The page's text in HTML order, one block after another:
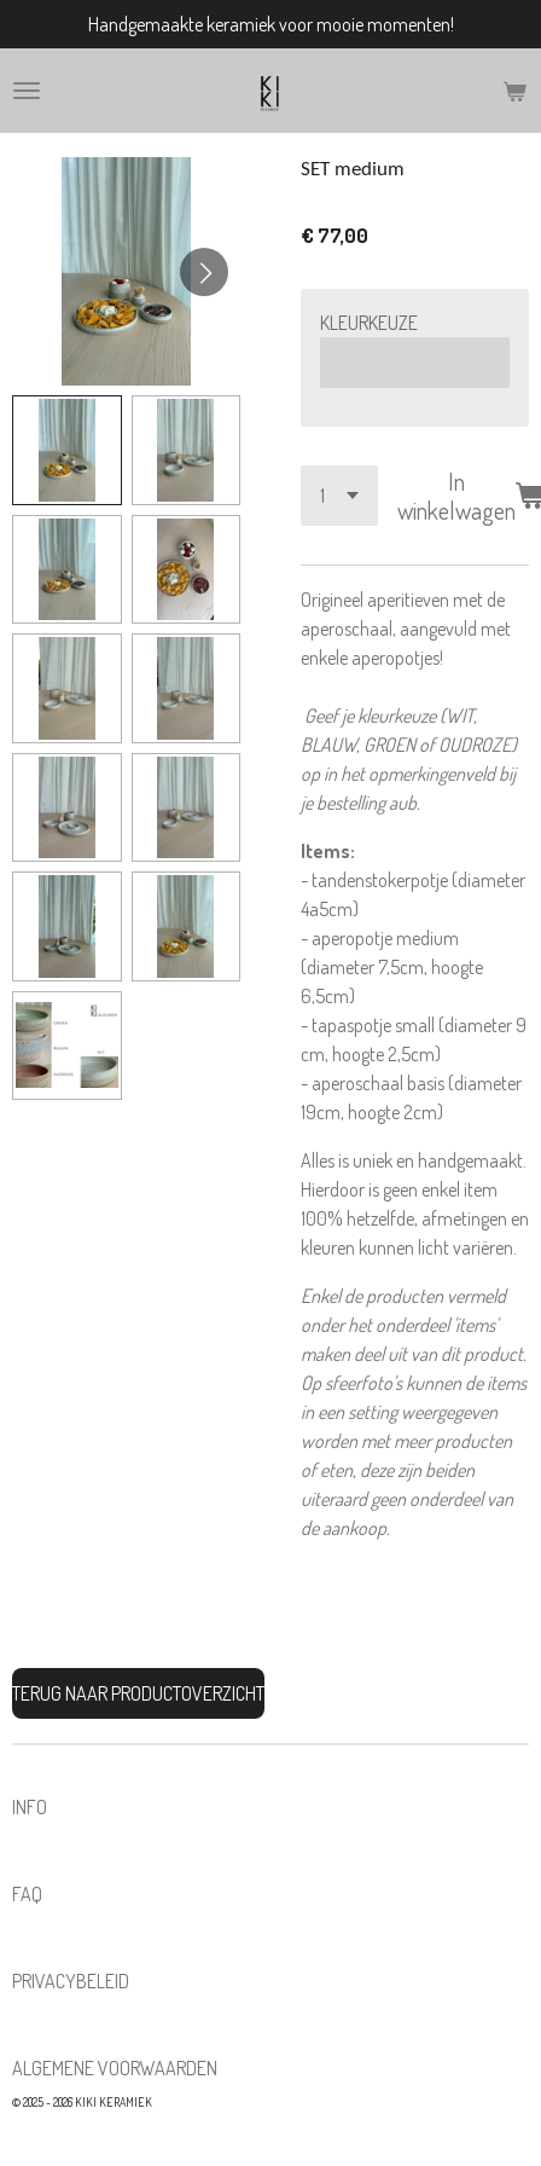
direct
naar
Handgemaakte keramiek voor mooie momenten!
SET medium
€ 77,00
KLEURKEUZE
In
winkelwagen
Origineel aperitieven met de
aperoschaal, aangevuld met
enkele aperopotjes!
Geef je kleurkeuze (WIT,
BLAUW, GROEN of OUDROZE)
op in het opmerkingenveld bij
je bestelling aub.
Items:
- tandenstokerpotje (diameter
4a5cm)
- aperopotje medium
(diameter 7,5cm, hoogte
6,5cm)
- tapaspotje small (diameter 9
cm, hoogte 2,5cm)
- aperoschaal basis (diameter
19cm, hoogte 2cm)
Alles is uniek en handgemaakt.
Hierdoor is geen enkel item
100% hetzelfde, afmetingen en
kleuren kunnen licht variëren.
Enkel de producten vermeld
onder het onderdeel 'items'
maken deel uit van dit product.
Op sfeerfoto's kunnen de items
in een setting weergegeven
worden met meer producten
of eten, deze zijn beiden
uiteraard geen onderdeel van
de aankoop.
TERUG NAAR PRODUCTOVERZICHT
INFO
FAQ
PRIVACYBELEID
ALGEMENE VOORWAARDEN
© 2025 - 2026 KIKI KERAMIEK